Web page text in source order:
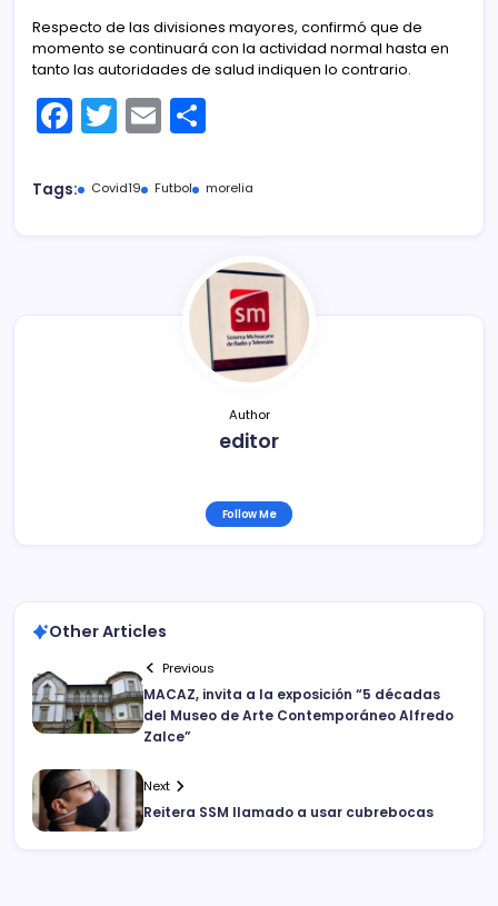
Respecto de las divisiones mayores, confirmó que de
momento se continuará con la actividad normal hasta en
tanto las autoridades de salud indiquen lo contrario.
F
c
T
itt
E
ai m
ar
tir
Tags: Covid19 Futbol morelia
Author
editor
Follow Me
Other Articles
Previous
MACAZ, invita a la exposición “5 décadas
del Museo de Arte Contemporáneo Alfredo
Zalce”
Next
Reitera SSM llamado a usar cubrebocas